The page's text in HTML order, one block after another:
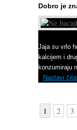
Dobro je
Jaja su vrlo
kalcijem i
konzumiraju
Nastavi
1 2 3